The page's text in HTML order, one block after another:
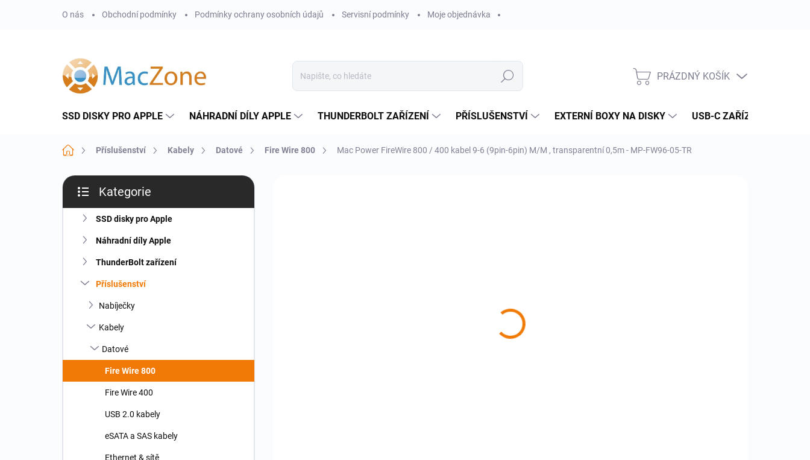
O nás Obchodní podmínky Podmínky ochrany osobních údajů Servisní podmínky Moje objednávka
Hledat
NÁKUPNÍ
PRÁZDNÝ KOŠÍK
SSD DISKY PRO APPLE NÁHRADNÍ DÍLY APPLE THUNDERBOLT ZAŘÍZENÍ PŘÍSLUŠENSTVÍ EXTERNÍ BOXY NA DISKY USB-C ZAŘÍZENÍ
Domů Příslušenství Kabely Datové Fire Wire 800 Mac Power FireWire 800 / 400 kabel 9-6 (9pin-6pin) M/M , transparentní 0,5m - MP-FW96-05-TR
P
s
kategorie
Kategorie
SSD disky pro Apple
Náhradní díly Apple
ThunderBolt zařízení
Příslušenství
Nabíječky
Kabely
Datové
Fire Wire 800
Fire Wire 400
USB 2.0 kabely
eSATA a SAS kabely
Ethernet & sítě